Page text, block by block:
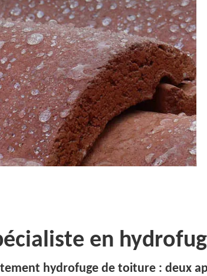
en
hydrofuge de toiture : deux